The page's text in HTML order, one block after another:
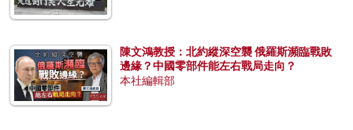
陳文鴻教授：北約縱深空襲 俄羅斯瀕臨戰敗
邊緣？中國零部件能左右戰局走向？
本社編輯部